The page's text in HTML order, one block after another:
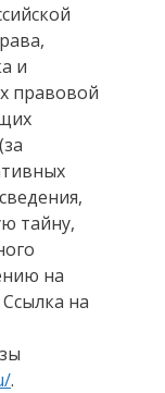
и
правовой
тайну,
на
Ссылка на
.